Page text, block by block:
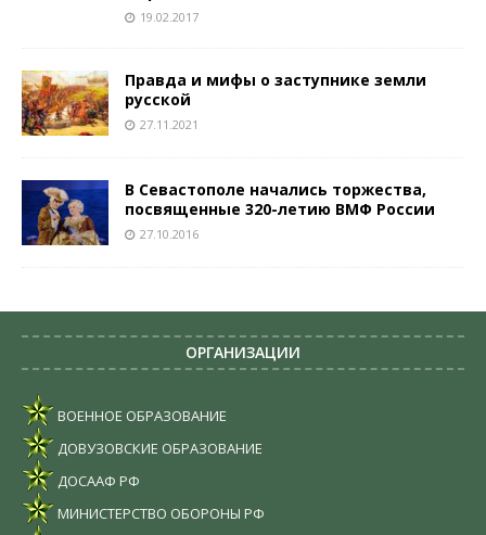
19.02.2017
Правда и мифы о заступнике земли
русской
27.11.2021
В Севастополе начались торжества,
посвященные 320-летию ВМФ России
27.10.2016
ОРГАНИЗАЦИИ
ВОЕННОЕ ОБРАЗОВАНИЕ
ДОВУЗОВСКИЕ ОБРАЗОВАНИЕ
ДОСААФ РФ
МИНИСТЕРСТВО ОБОРОНЫ РФ